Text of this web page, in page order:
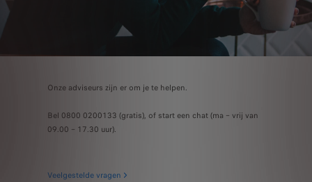
Onze adviseurs zijn er om je te helpen.
Bel 0800 0200133 (gratis), of start een chat (ma – vrij van
09.00 – 17.30 uur).
Veelgestelde vragen